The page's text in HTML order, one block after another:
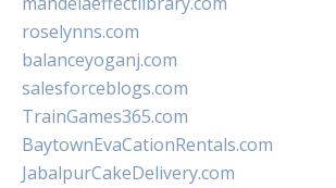
roselynns.com
balanceyoganj.com
salesforceblogs.com
TrainGames365.com
BaytownEvaCationRentals.com
JabalpurCakeDelivery.com